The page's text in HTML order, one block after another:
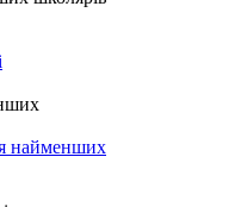
найменших